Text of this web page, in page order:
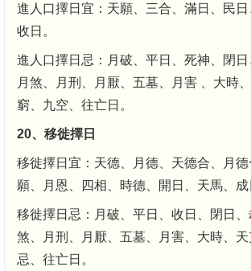
進人口擇日宜：天願、三合、滿日、民日
收日。
進人口擇日忌：月破、平日、死神、閉日
月煞、月刑、月厭、五墓、月害 、大時
窮、九空、往亡日。
20、移徙擇日
移徙擇日宜：天德、月德、天德合、月
願、月恩、四相、時德、開日、天馬、成
移徙擇日忌：月破、平日、收日、閉日、
煞、月刑、月厭、五墓、月害、大時、
忌、往亡日。